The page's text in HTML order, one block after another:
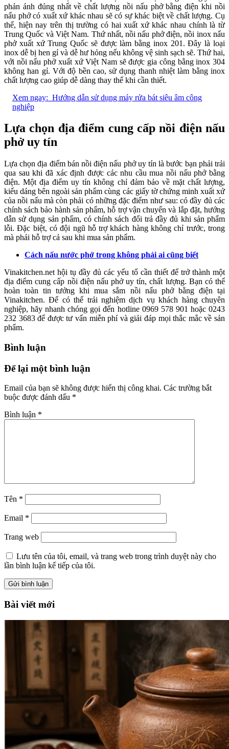
phản ánh đúng nhất về chất lượng nồi nấu phở bằng điện khi nồi
nấu phở có xuất xứ khác nhau sẽ có sự khác biệt về chất lượng. Cụ
thể, hiện nay trên thị trường có hai xuất xứ khác nhau chính là từ
Trung Quốc và Việt Nam. Thứ nhất, nồi nấu phở điện, nồi inox nấu
phở xuất xứ Trung Quốc sẽ được làm bằng inox 201. Đây là loại
inox dễ bị hen gỉ và dễ hư hỏng nếu không vệ sinh sạch sẽ. Thứ hai,
với nồi nấu phở xuất xứ Việt Nam sẽ được gia công bằng inox 304
không han gỉ. Với độ bền cao, sử dụng thanh nhiệt làm bằng inox
chất lượng cao giúp dễ dàng thay thế khi cần thiết.
Xem ngay: Hướng dẫn sử dụng máy rửa bát siêu âm công
nghiệp
Lựa chọn địa điểm cung cấp nồi điện nấu
phở uy tín
Lựa chọn địa điểm bán nồi điện nấu phở uy tín là bước bạn phải trải
qua sau khi đã xác định được các nhu cầu mua nồi nấu phở bằng
điện. Một địa điểm uy tín không chỉ đảm bảo về mặt chất lượng,
kiểu dáng bên ngoài sản phẩm cùng các giấy tờ chứng minh xuất xứ
của nồi nấu mà còn phải có những đặc điểm như sau: có đầy đủ các
chính sách bảo hành sản phẩm, hỗ trợ vận chuyển và lắp đặt, hướng
dẫn sử dụng sản phẩm, có chính sách đổi trả đầy đủ khi sản phẩm
lỗi. Đặc biệt, có đội ngũ hỗ trợ khách hàng không chỉ trước, trong
mà phải hỗ trợ cả sau khi mua sản phẩm.
Cách nấu nước phở trong không phải ai cũng biết
Vinakitchen.net hội tụ đầy đủ các yếu tố cần thiết để trở thành một
địa điểm cung cấp nồi điện nấu phở uy tín, chất lượng. Bạn có thể
hoàn toàn tin tưởng khi mua sắm nồi nấu phở bằng điện tại
Vinakitchen. Để có thể trải nghiệm dịch vụ khách hàng chuyên
nghiệp, hãy nhanh chóng gọi đến hotline 0969 578 901 hoặc 0243
232 3683 để được tư vấn miễn phí và giải đáp mọi thắc mắc về sản
phẩm.
Bình luận
Để lại một bình luận
Email của bạn sẽ không được hiển thị công khai. Các trường bắt
buộc được đánh dấu *
Bình luận *
Tên *
Email *
Trang web
Lưu tên của tôi, email, và trang web trong trình duyệt này cho
lần bình luận kế tiếp của tôi.
Bài viết mới